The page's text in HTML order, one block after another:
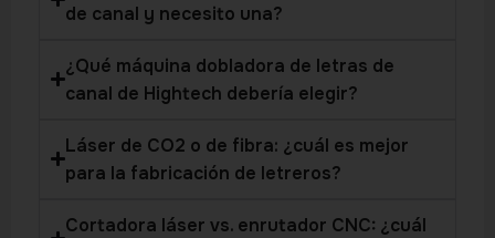
de canal y necesito una?
¿Qué máquina dobladora de letras de
canal de Hightech debería elegir?
Láser de CO2 o de fibra: ¿cuál es mejor
para la fabricación de letreros?
Cortadora láser vs. enrutador CNC: ¿cuál